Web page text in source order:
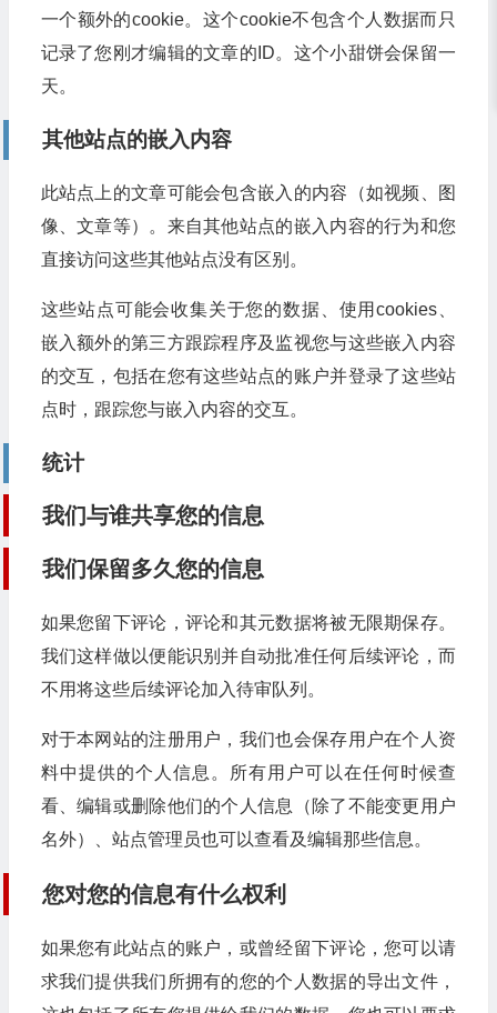
一个额外的cookie。这个cookie不包含个人数据而只
记录了您刚才编辑的文章的ID。这个小甜饼会保留一
天。
其他站点的嵌入内容
此站点上的文章可能会包含嵌入的内容（如视频、图
像、文章等）。来自其他站点的嵌入内容的行为和您
直接访问这些其他站点没有区别。
这些站点可能会收集关于您的数据、使用cookies、
嵌入额外的第三方跟踪程序及监视您与这些嵌入内容
的交互，包括在您有这些站点的账户并登录了这些站
点时，跟踪您与嵌入内容的交互。
统计
我们与谁共享您的信息
我们保留多久您的信息
如果您留下评论，评论和其元数据将被无限期保存。
我们这样做以便能识别并自动批准任何后续评论，而
不用将这些后续评论加入待审队列。
对于本网站的注册用户，我们也会保存用户在个人资
料中提供的个人信息。所有用户可以在任何时候查
看、编辑或删除他们的个人信息（除了不能变更用户
名外）、站点管理员也可以查看及编辑那些信息。
您对您的信息有什么权利
如果您有此站点的账户，或曾经留下评论，您可以请
求我们提供我们所拥有的您的个人数据的导出文件，